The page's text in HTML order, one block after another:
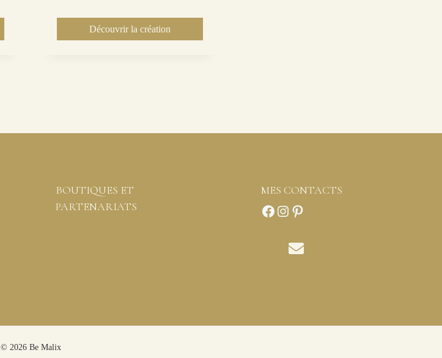
Découvrir la création
BOUTIQUES ET
PARTENARIATS
MES CONTACTS
Facebook
Instagram
Pinterest
© 2026 Be Malix